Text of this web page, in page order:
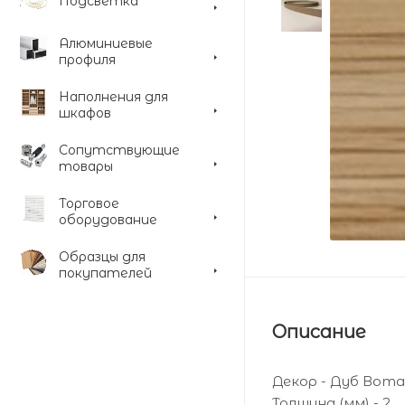
Алюминиевые
профиля
Наполнения для
шкафов
Сопутствующие
товары
Торговое
оборудование
Образцы для
покупателей
Описание
Декор - Дуб